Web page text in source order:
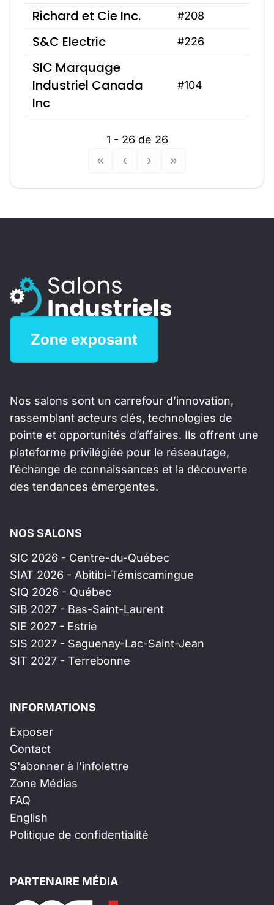
Richard et Cie Inc. #208
S&C Electric #226
SIC Marquage
Industriel Canada
Inc
#104
1 - 26 de 26
Zone exposant
Nos salons sont un carrefour d’innovation,
rassemblant acteurs clés, technologies de
pointe et opportunités d’affaires. Ils offrent une
plateforme privilégiée pour le réseautage,
l’échange de connaissances et la découverte
des tendances émergentes.
NOS SALONS
SIC 2026 - Centre-du-Québec
SIAT 2026 - Abitibi-Témiscamingue
SIQ 2026 - Québec
SIB 2027 - Bas-Saint-Laurent
SIE 2027 - Estrie
SIS 2027 - Saguenay-Lac-Saint-Jean
SIT 2027 - Terrebonne
INFORMATIONS
Exposer
Contact
S'abonner à l’infolettre
Zone Médias
FAQ
English
Politique de confidentialité
PARTENAIRE MÉDIA